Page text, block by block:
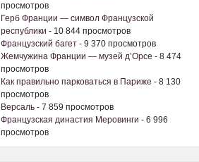
просмотров
Герб Франции — символ Французской
республики - 10 844 просмотров
Французский багет - 9 370 просмотров
Жемчужина Франции — музей д’Орсе - 8 474
просмотров
Как правильно парковаться в Париже - 8 130
просмотров
Версаль - 7 859 просмотров
Французская династия Меровинги - 6 996
просмотров